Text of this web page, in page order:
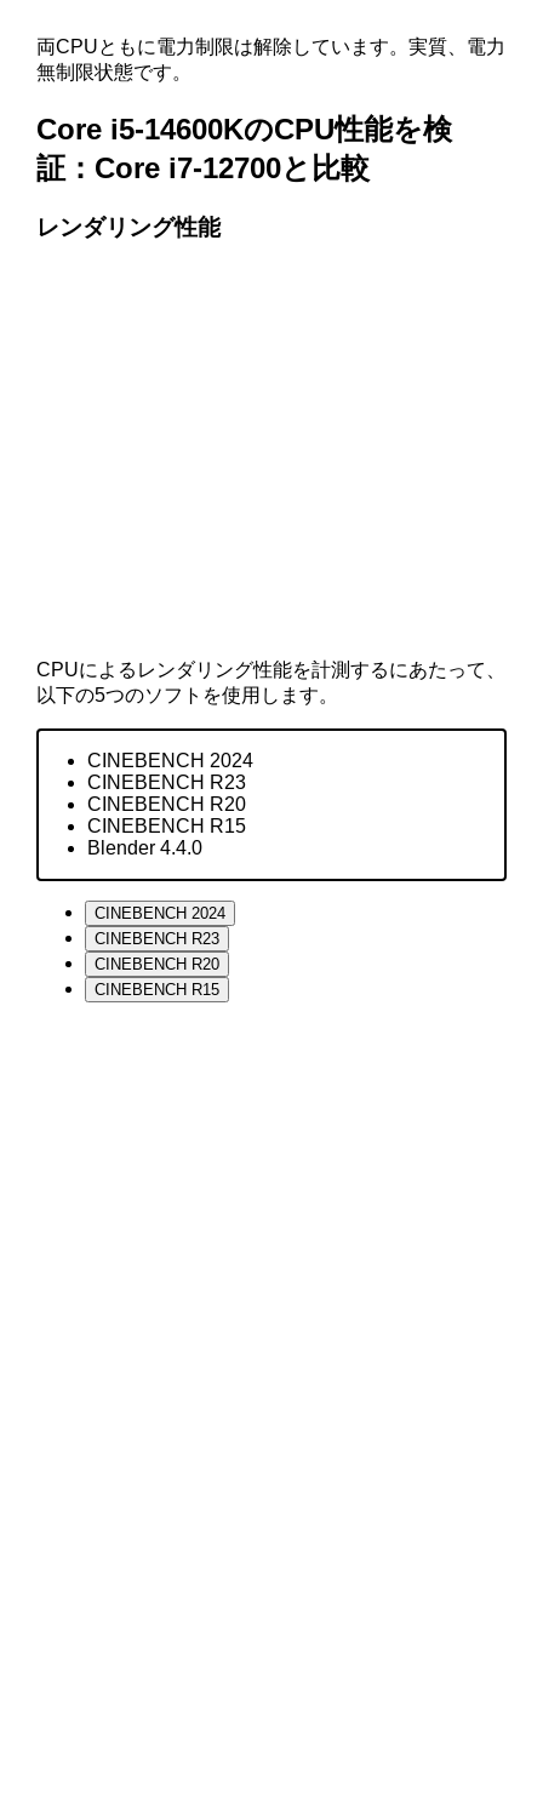
両CPUともに電力制限は解除しています。実質、電力
無制限状態です。
Core i5-14600KのCPU性能を検
証：Core i7-12700と比較
レンダリング性能
CPUによるレンダリング性能を計測するにあたって、
以下の5つのソフトを使用します。
CINEBENCH 2024
CINEBENCH R23
CINEBENCH R20
CINEBENCH R15
Blender 4.4.0
CINEBENCH 2024
CINEBENCH R23
CINEBENCH R20
CINEBENCH R15